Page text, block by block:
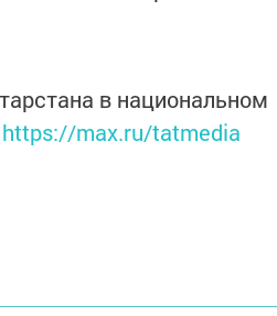
в национальном
https://max.ru/tatmedia